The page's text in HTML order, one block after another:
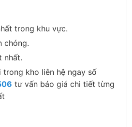
trong khu vực.
chóng.
nhất.
trong kho liên hệ ngay số
tư vấn báo giá chi tiết từng